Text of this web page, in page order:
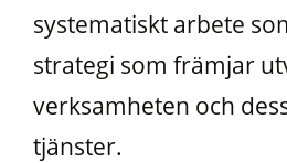
systematiskt arbete
strategi som främjar
verksamheten och
tjänster.